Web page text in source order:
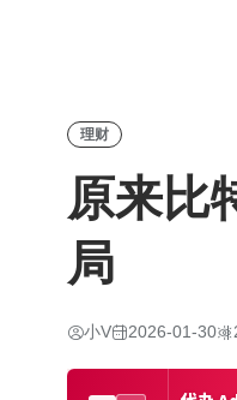
理财
原来比
局
小V 2026-01-30